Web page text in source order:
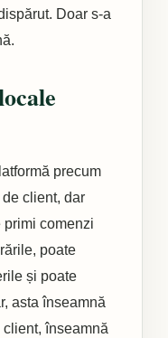
Doar s-a
precum
client, dar
comenzi
poate
și poate
asta înseamnă
înseamnă